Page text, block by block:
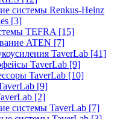
системы Renkus-Heinz
[3]
TEFRA [15]
ATEN [7]
TaverLab [41]
TaverLab [9]
TaverLab [10]
[9]
[2]
системы TaverLab [7]